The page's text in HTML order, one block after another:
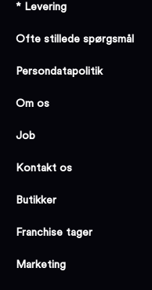
* Levering
Ofte stillede spørgsmål
Persondatapolitik
Om os
Job
Kontakt os
Butikker
Franchise tager
Marketing